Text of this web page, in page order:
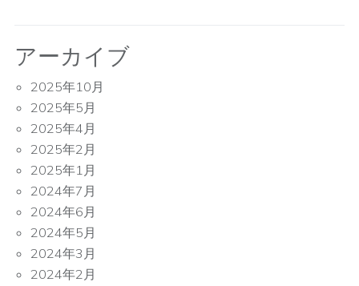
アーカイブ
2025年10月
2025年5月
2025年4月
2025年2月
2025年1月
2024年7月
2024年6月
2024年5月
2024年3月
2024年2月